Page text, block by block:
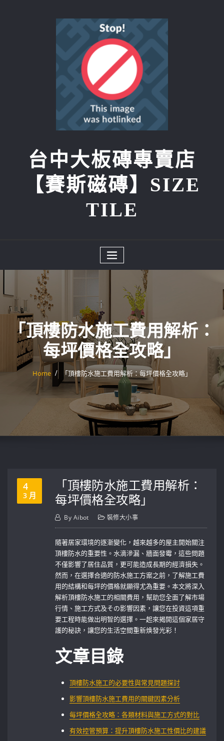
台中大板磚專賣店
【賽斯磁磚】SIZE
TILE
「頂樓防水施工費用解析：
每坪價格全攻略」
Home 「頂樓防水施工費用解析：每坪價格全攻略」
4
3 月
「頂樓防水施工費用解析：
每坪價格全攻略」
By Aibot 裝修大小事
隨著居家環境的逐漸變化，越來越多的屋主開始關注
頂樓防水的重要性。水滴滲漏、牆面發霉，這些問題
不僅影響了居住品質，更可能造成長期的經濟損失。
然而，在選擇合適的防水施工方案之前，了解施工費
用的結構和每坪的價格就顯得尤為重要。本文將深入
解析頂樓防水施工的相關費用，幫助您全面了解市場
行情、施工方式及その影響因素，讓您在投資這項重
要工程時能做出明智的選擇。一起來揭開這個家居守
護的秘訣，讓您的生活空間重新焕發光彩！
文章目錄
頂樓防水施工的必要性與常見問題探討
影響頂樓防水施工費用的關鍵因素分析
每坪價格全攻略：各類材料與施工方式的對比
有效控管預算：提升頂樓防水施工性價比的建議